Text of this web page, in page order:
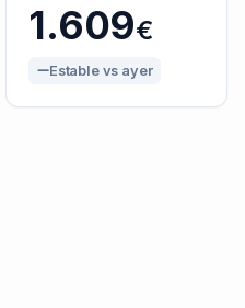
1.609€
Estable vs ayer